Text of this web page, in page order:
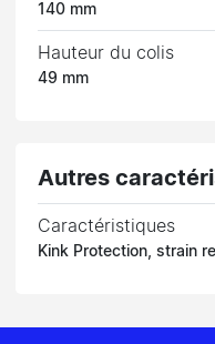
140 mm
Hauteur du colis
49 mm
Autres
Caractéristiques
Kink Protection, strain